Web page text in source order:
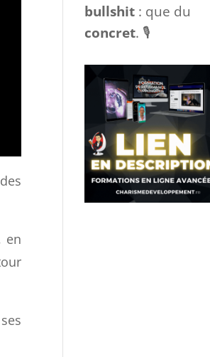
esettournéesvers
l’actionsans bla-bla
bullshit
: que du
concret. 🎙